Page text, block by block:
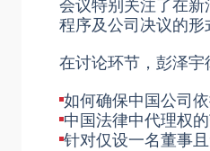
会议特别关注了在新
程序及公司决议的形
在讨论环节， 彭泽宇
如何确保中国公司
中国法律中代理权
针对仅设一名董事